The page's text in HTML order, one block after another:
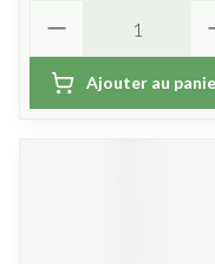
Ajouter au